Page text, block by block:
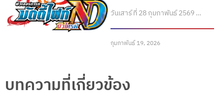
วันเสาร์ ที่ 28 กุมภาพันธ์ 2569 …
กุมภาพันธ์ 19, 2026
บทความที่เกี่ยวข้อง